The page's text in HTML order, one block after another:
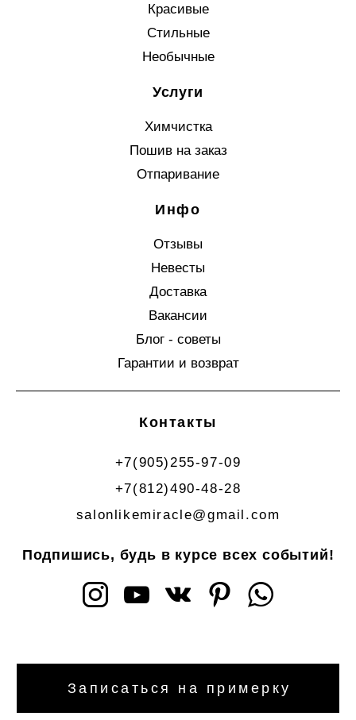
Красивые
Стильные
Необычные
Услуги
Химчистка
Пошив на заказ
Отпаривание
Инфо
Отзывы
Невесты
Доставка
Вакансии
Блог - советы
Гарантии и возврат
Контакты
+7(905)255-97-09
+7(812)490-48-28
salonlikemiracle@gmail.com
Подпишись, будь в курсе всех событий!
Записаться на примерку